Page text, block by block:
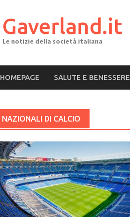
Gaverland.it
Le notizie della società italiana
HOMEPAGE SALUTE E BENESSERE
NAZIONALI DI CALCIO